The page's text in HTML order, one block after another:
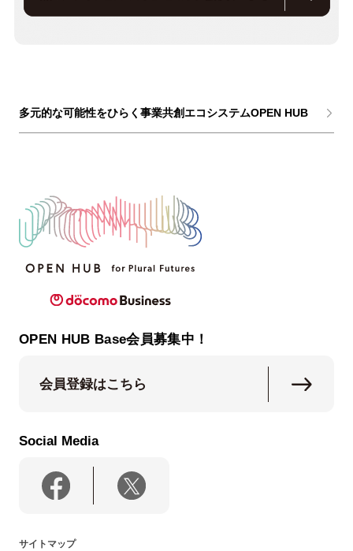
多元的な可能性をひらく事業共創エコシステムOPEN HUB
OPEN HUB Base会員募集中！
会員登録はこちら
Social Media
サイトマップ